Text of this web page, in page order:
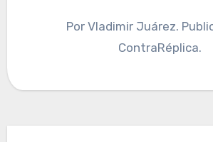
Por Vladimir Juárez. Publicado en
ContraRéplica.